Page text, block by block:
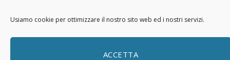
Usiamo cookie per ottimizzare il nostro sito web ed i nostri servizi.
ACCETTA
Logo bySizegraph